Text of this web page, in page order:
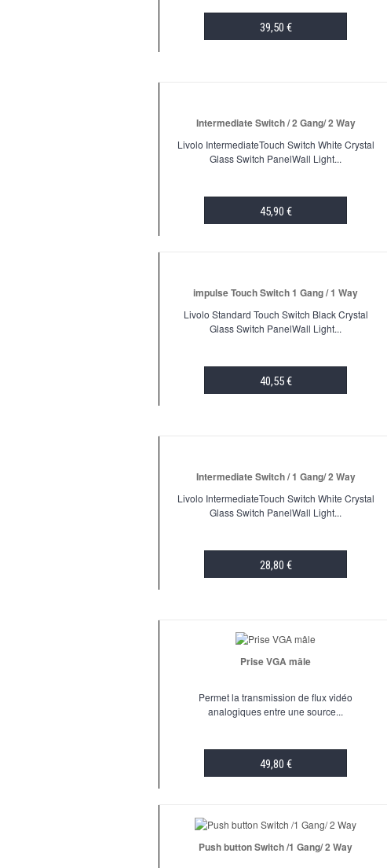
39,50 €
Intermediate Switch / 2 Gang/ 2 Way
Livolo IntermediateTouch Switch White Crystal
Glass Switch PanelWall Light...
45,90 €
impulse Touch Switch 1 Gang / 1 Way
Livolo Standard Touch Switch Black Crystal
Glass Switch PanelWall Light...
40,55 €
Intermediate Switch / 1 Gang/ 2 Way
Livolo IntermediateTouch Switch White Crystal
Glass Switch PanelWall Light...
28,80 €
Prise VGA mâle
Permet la transmission de flux vidéo
analogiques entre une source...
49,80 €
Push button Switch /1 Gang/ 2 Way